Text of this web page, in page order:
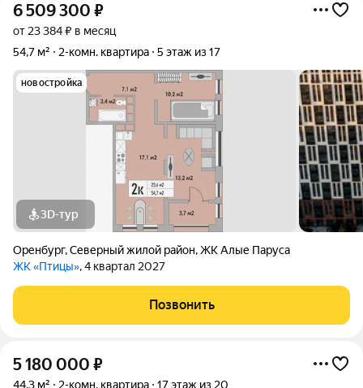
6 509 300 ₽
от 23 384 ₽ в месяц
54,7 м²
2-комн. квартира 5 этаж из 17
новостройка
3D-тур
Оренбург,Северный жилой район,ЖК Алые Паруса
ЖК «Птицы», 4 квартал 2027
Позвонить
5 180 000 ₽
44,3 м² 2-комн. квартира 17 этаж из 20